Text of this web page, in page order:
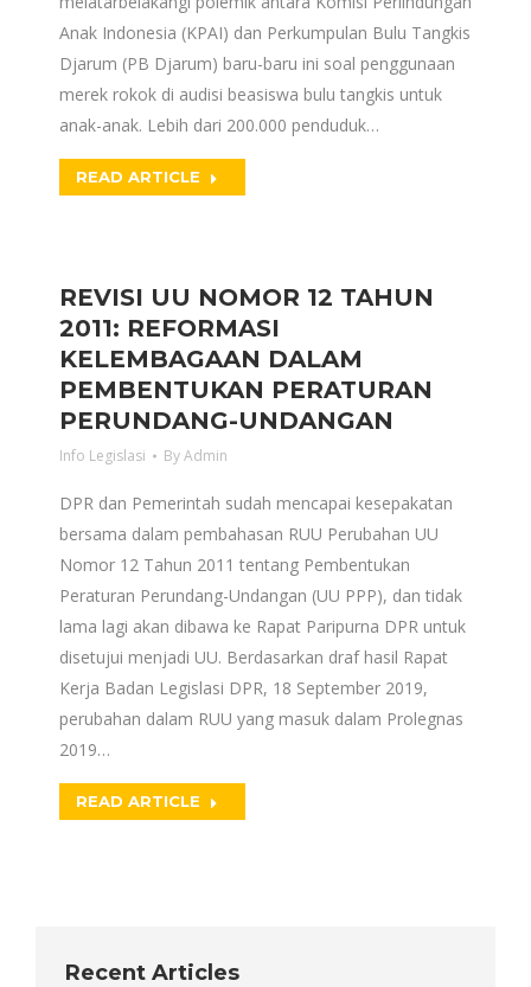
Anak Indonesia (KPAI) dan Perkumpulan Bulu Tangkis
Djarum (PB Djarum) baru-baru ini soal penggunaan
merek rokok di audisi beasiswa bulu tangkis untuk
anak-anak. Lebih dari 200.000 penduduk…
READ ARTICLE
REVISI UU NOMOR 12 TAHUN
2011: REFORMASI
KELEMBAGAAN DALAM
PEMBENTUKAN PERATURAN
PERUNDANG-UNDANGAN
Info Legislasi ByAdmin
DPR dan Pemerintah sudah mencapai kesepakatan
bersama dalam pembahasan RUU Perubahan UU
Nomor 12 Tahun 2011 tentang Pembentukan
Peraturan Perundang-Undangan (UU PPP), dan tidak
lama lagi akan dibawa ke Rapat Paripurna DPR untuk
disetujui menjadi UU. Berdasarkan draf hasil Rapat
Kerja Badan Legislasi DPR, 18 September 2019,
perubahan dalam RUU yang masuk dalam Prolegnas
2019…
READ ARTICLE
Recent Articles